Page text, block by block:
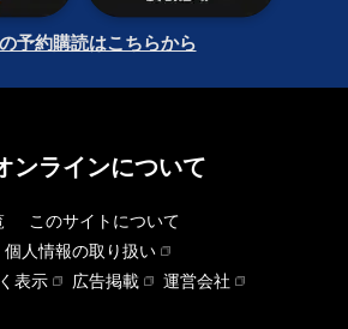
予約購読はこちらから
ンラインについて
このサイトについて
個人情報の取り扱い
表示
広告掲載
運営会社